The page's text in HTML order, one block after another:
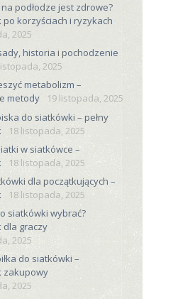
podłodze jest zdrowe?
po korzyściach i ryzykach
2025
historia i pochodzenie
2025
metabolizm –
metody
19 listopada, 2025
do siatkówki – pełny
18 listopada, 2025
w siatkówce –
18 listopada, 2025
dla początkujących –
18 listopada, 2025
siatkówki wybrać?
dla graczy
2025
do siatkówki –
zakupowy
2025